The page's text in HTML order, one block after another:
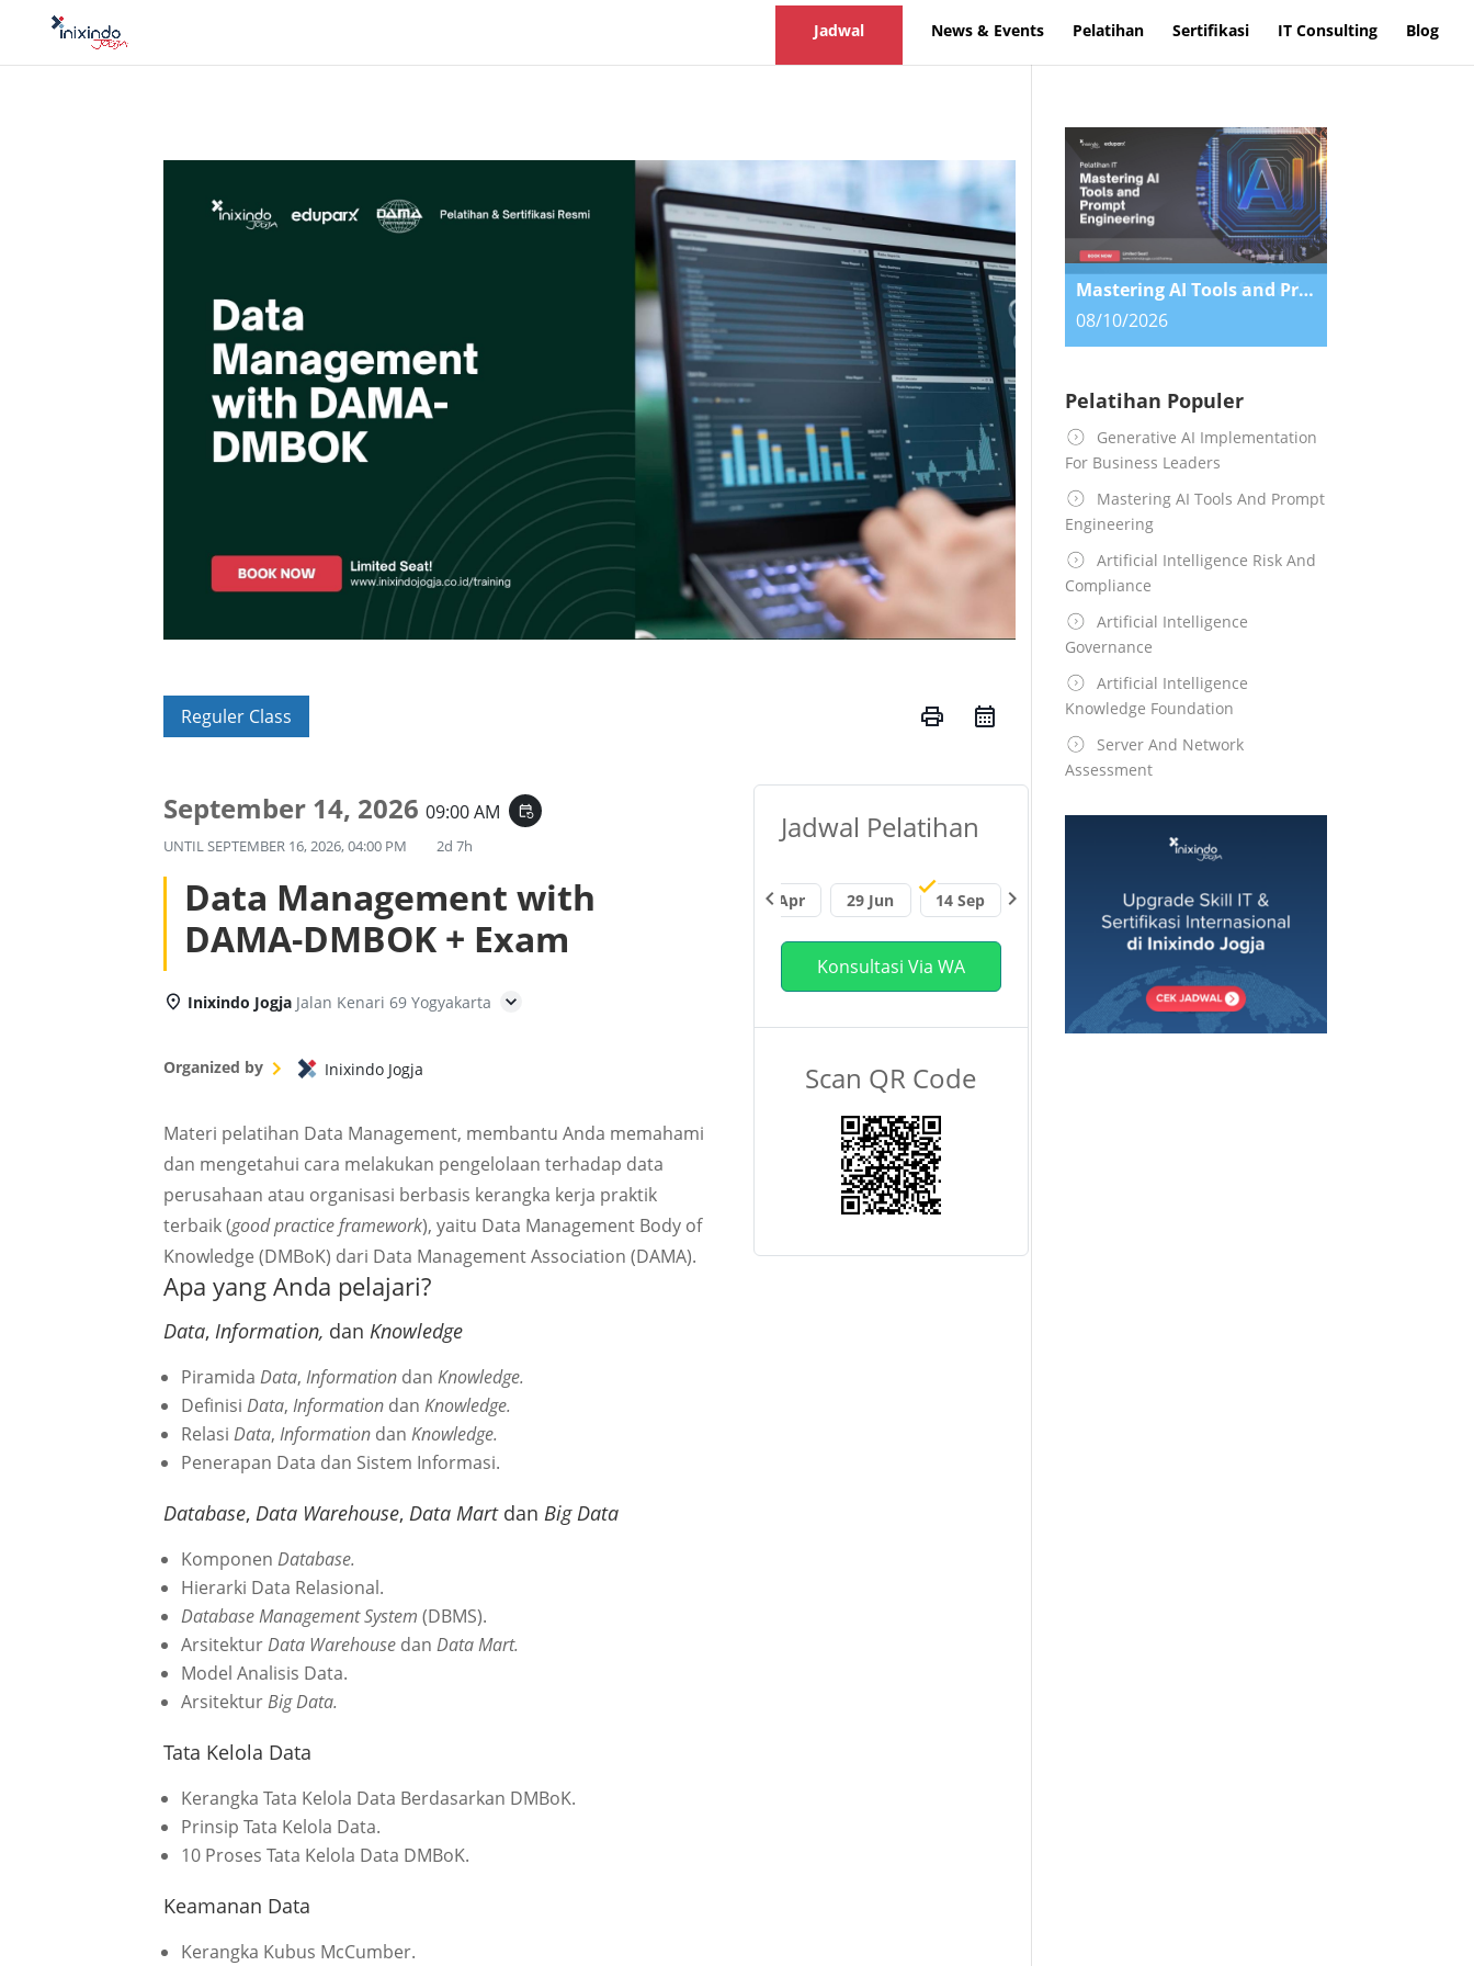
Jadwal News & Events Pelatihan Sertifikasi IT Consulting Blog
Reguler Class print
September 14, 202609:00 AM event_repeat
UNTILSEPTEMBER 16, 2026, 04:00 PM 2d 7h
Data Management with
DAMA-DMBOK + Exam
Inixindo Jogja Jalan Kenari 69 Yogyakarta
Organized by Inixindo Jogja
Materi pelatihan Data Management, membantu Anda memahami
dan mengetahui cara melakukan pengelolaan terhadap data
perusahaan atau organisasi berbasis kerangka kerja praktik
terbaik (good practice framework), yaitu Data Management Body of
Knowledge (DMBoK) dari Data Management Association (DAMA).
Apa yang Anda pelajari?
Data, Information, dan Knowledge
PiramidaData,Information danKnowledge.
DefinisiData,Information danKnowledge.
RelasiData,Information danKnowledge.
Penerapan Data dan Sistem Informasi.
Database, Data Warehouse, Data Martdan Big Data
KomponenDatabase.
Hierarki Data Relasional.
Database Management System (DBMS).
ArsitekturData Warehouse danData Mart.
Model Analisis Data.
ArsitekturBig Data.
Tata Kelola Data
Kerangka Tata Kelola Data Berdasarkan DMBoK.
Prinsip Tata Kelola Data.
10 Proses Tata Kelola Data DMBoK.
Keamanan Data
Kerangka Kubus McCumber.
Jadwal Pelatihan
26 Jan 23 Feb 27 Apr 29 Jun 14 Sep
chevron_left chevron_right
Konsultasi Via WA
Scan QR Code
Mastering AI Tools and Prompt Engineering
08/10/2026
Pelatihan Populer
Generative AI Implementation
For Business Leaders
Mastering AI Tools And Prompt
Engineering
Artificial Intelligence Risk And
Compliance
Artificial Intelligence
Governance
Artificial Intelligence
Knowledge Foundation
Server And Network
Assessment